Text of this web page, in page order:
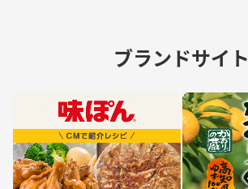
ブランドサイト